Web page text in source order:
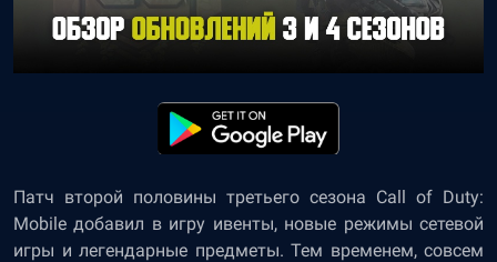
Патч второй половины третьего сезона Call of Duty:
Mobile добавил в игру ивенты, новые режимы сетевой
игры и легендарные предметы. Тем временем, совсем